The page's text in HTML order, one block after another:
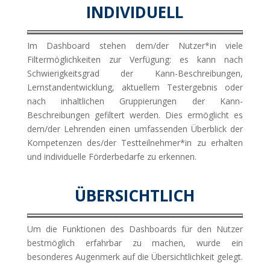
INDIVIDUELL
Im Dashboard stehen dem/der Nutzer*in viele
Filtermöglichkeiten zur Verfügung: es kann nach
Schwierigkeitsgrad der Kann-Beschreibungen,
Lernstandentwicklung, aktuellem Testergebnis oder
nach inhaltlichen Gruppierungen der Kann-
Beschreibungen gefiltert werden. Dies ermöglicht es
dem/der Lehrenden einen umfassenden Überblick der
Kompetenzen des/der Testteilnehmer*in zu erhalten
und individuelle Förderbedarfe zu erkennen.
ÜBERSICHTLICH
Um die Funktionen des Dashboards für den Nutzer
bestmöglich erfahrbar zu machen, wurde ein
besonderes Augenmerk auf die Übersichtlichkeit gelegt.